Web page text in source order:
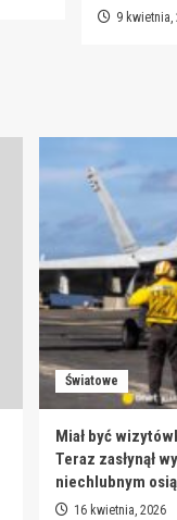
9 kwietnia,
Światowe
Miał być
Teraz zasłynął
niechlubnym
16 kwietnia, 2026